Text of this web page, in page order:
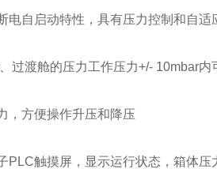
电自启动特性，具有压力控制和自
过渡舱的压力工作压力+/- 10mbar内
，方便操作升压和降压
PLC触摸屏，显示运行状态，箱体压